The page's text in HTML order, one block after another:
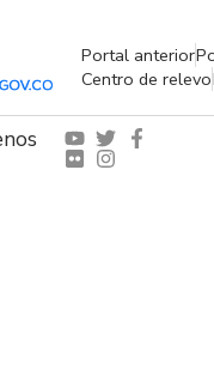
Portal anterior
Centro de relevo